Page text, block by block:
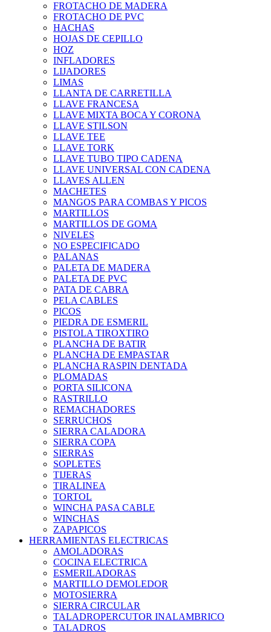
FROTACHO DE MADERA
FROTACHO DE PVC
HACHAS
HOJAS DE CEPILLO
HOZ
INFLADORES
LIJADORES
LIMAS
LLANTA DE CARRETILLA
LLAVE FRANCESA
LLAVE MIXTA BOCA Y CORONA
LLAVE STILSON
LLAVE TEE
LLAVE TORK
LLAVE TUBO TIPO CADENA
LLAVE UNIVERSAL CON CADENA
LLAVES ALLEN
MACHETES
MANGOS PARA COMBAS Y PICOS
MARTILLOS
MARTILLOS DE GOMA
NIVELES
NO ESPECIFICADO
PALANAS
PALETA DE MADERA
PALETA DE PVC
PATA DE CABRA
PELA CABLES
PICOS
PIEDRA DE ESMERIL
PISTOLA TIROXTIRO
PLANCHA DE BATIR
PLANCHA DE EMPASTAR
PLANCHA RASPIN DENTADA
PLOMADAS
PORTA SILICONA
RASTRILLO
REMACHADORES
SERRUCHOS
SIERRA CALADORA
SIERRA COPA
SIERRAS
SOPLETES
TIJERAS
TIRALINEA
TORTOL
WINCHA PASA CABLE
WINCHAS
ZAPAPICOS
HERRAMIENTAS ELECTRICAS
AMOLADORAS
COCINA ELECTRICA
ESMERILADORAS
MARTILLO DEMOLEDOR
MOTOSIERRA
SIERRA CIRCULAR
TALADROPERCUTOR INALAMBRICO
TALADROS